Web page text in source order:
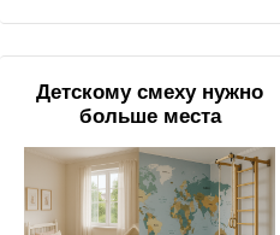
Детскому смеху нужно
больше места